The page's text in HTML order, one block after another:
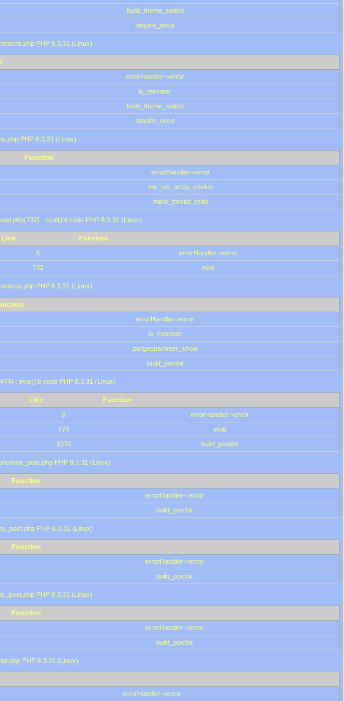
build_theme_select
require_once
PHP 8.3.31 (Linux)
errorHandler->error
is_member
build_theme_select
require_once
PHP 8.3.31 (Linux)
Function
errorHandler->error
my_set_array_cookie
mark_thread_read
: eval()'d code PHP 8.3.31 (Linux)
Line
Function
5
errorHandler->error
732 eval
PHP 8.3.31 (Linux)
errorHandler->error
is_member
purgespammer_show
build_postbit
: eval()'d code PHP 8.3.31 (Linux)
Line
Function
6
errorHandler->error
474
eval
1070 build_postbit
PHP 8.3.31 (Linux)
Function
errorHandler->error
build_postbit
PHP 8.3.31 (Linux)
Function
errorHandler->error
build_postbit
PHP 8.3.31 (Linux)
Function
errorHandler->error
build_postbit
PHP 8.3.31 (Linux)
errorHandler->error